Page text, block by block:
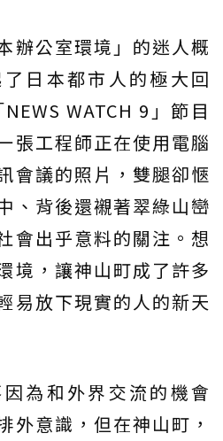
辦公室環境」的迷人概
日本都市人的極大回
WATCH 9」節目
張工程師正在使用電腦
會議的照片，雙腿卻愜
、背後還襯著翠綠山巒
會出乎意料的關注。想
境，讓神山町成了許多
易放下現實的人的新天
為和外界交流的機會
外意識，但在神山町，